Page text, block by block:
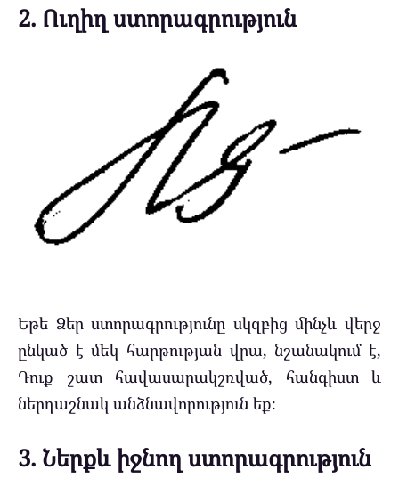
2. Ուղիղ ստորագրություն
Եթե Ձեր ստորագրությունը սկզբից մինչև վերջ
ընկած է մեկ հարթության վրա, նշանակում է,
Դուք շատ հավասարակշռված, հանգիստ և
ներդաշնակ անձնավորություն եք։
3. Ներքև իջնող ստորագրություն